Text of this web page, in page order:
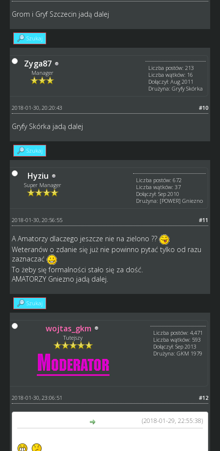
Grom i Gryf Szczecin jadą dalej
Szukaj
Zyga87
Manager
Liczba postów: 213
Liczba wątków: 16
Dołączył: Aug 2011
Drużyna: Gryfy Skórka
#10
2018-01-30, 20:20:43
Gryfy Skórka jadą dalej
Szukaj
Hyziu
Super Manager
Liczba postów: 672
Liczba wątków: 37
Dołączył: Sep 2010
Drużyna: [POWER] Gniezno
#11
2018-01-30, 20:56:55
A Amatorzy dlaczego jeszcze nie na zielono ??
Weteranów o zdanie się już nie powinno pytać tylko od razu
zaznaczać
To żeby się formalności stało się za dość.
AMATORZY Gniezno jadą dalej.
Szukaj
wojtas_gkm
Tutejszy
Liczba postów: 4,471
Liczba wątków: 593
Dołączył: Sep 2013
Drużyna: GKM 1979
#12
2018-01-30, 23:06:51
(2018-01-29, 22:55:38)